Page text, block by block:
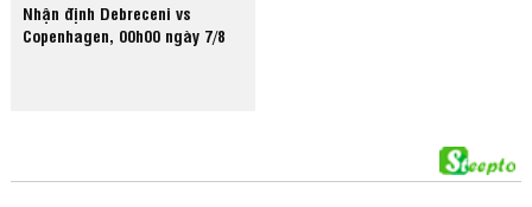
Nhận định Debreceni vs
Copenhagen, 00h00 ngày 7/8